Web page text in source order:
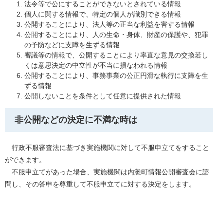
法令等で公にすることができないとされている情報
個人に関する情報で、特定の個人が識別できる情報
公開することにより、法人等の正当な利益を害する情報
公開することにより、人の生命・身体、財産の保護や、犯罪
の予防などに支障を生ずる情報
審議等の情報で、公開することにより率直な意見の交換若し
くは意思決定の中立性が不当に損なわれる情報
公開することにより、事務事業の公正円滑な執行に支障を生
ずる情報
公開しないことを条件として任意に提供された情報
非公開などの決定に不満な時は
行政不服審査法に基づき実施機関に対して不服申立てをすること
ができます。
不服申立てがあった場合、実施機関は内灘町情報公開審査会に諮
問し、その答申を尊重して不服申立てに対する決定をします。